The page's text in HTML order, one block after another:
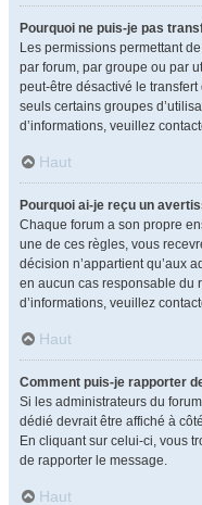
Pourquoi ne puis-je pas
Les permissions permettant
par forum, par groupe ou par
peut-être désactivé le
seuls certains groupes
d’informations, veuillez
Haut
Pourquoi ai-je reçu un
Chaque forum a son propre
une de ces règles, vous
décision n’appartient qu’aux
en aucun cas responsable du
d’informations, veuillez
Haut
Comment puis-je rapporter
Si les administrateurs du
dédié devrait être affiché à
En cliquant sur celui-ci, vous
de rapporter le message.
Haut